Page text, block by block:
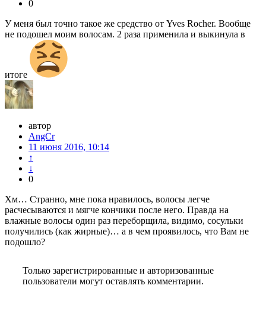
0
У меня был точно такое же средство от Yves Rocher. Вообще
не подошел моим волосам. 2 раза применила и выкинула в
итоге
автор
AngCr
11 июня 2016, 10:14
↑
↓
0
Хм… Странно, мне пока нравилось, волосы легче
расчесываются и мягче кончики после него. Правда на
влажные волосы один раз переборщила, видимо, сосульки
получились (как жирные)… а в чем проявилось, что Вам не
подошло?
Только зарегистрированные и авторизованные
пользователи могут оставлять комментарии.